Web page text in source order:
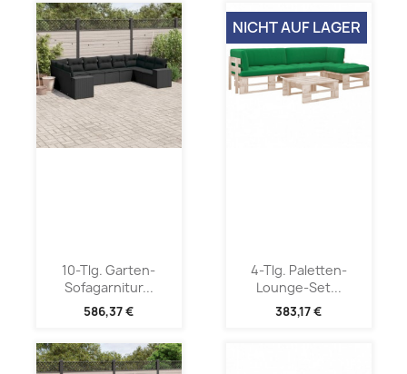
10-Tlg. Garten-
Sofagarnitur...
586,37 €
4-Tlg. Paletten-
Lounge-Set...
383,17 €
NICHT AUF LAGER